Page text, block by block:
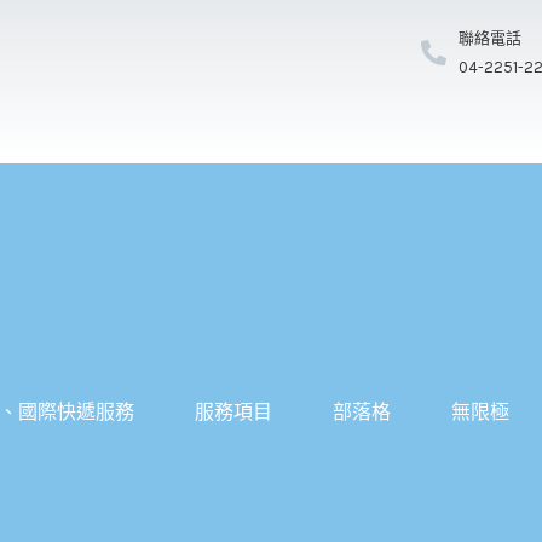
聯絡電話
04-2251-
國際快遞服務 服務項目 部落格 無限極